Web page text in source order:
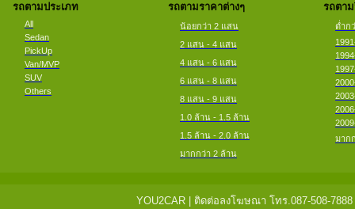
รถตามประเภท
All
Sedan
PickUp
Van/MVP
SUV
Others
รถตามราคาต่างๆ
น้อยกว่า 2 แสน
2 แสน - 4 แสน
4 แสน - 6 แสน
6 แสน - 8 แสน
8 แสน - 9 แสน
1.0 ล้าน - 1.5 ล้าน
1.5 ล้าน - 2.0 ล้าน
มากกว่า 2 ล้าน
รถตา
ต่ำก
มาก
YOU2CAR | ติดต่อลงโฆษณา โทร.087-508-